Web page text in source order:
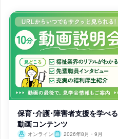
保育･介護･障害者支援を学べる
動画コンテンツ
オンライン
2026年8月・9月